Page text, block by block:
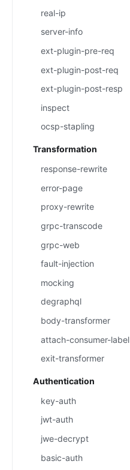
real-ip
server-info
ext-plugin-pre-req
ext-plugin-post-req
ext-plugin-post-resp
inspect
ocsp-stapling
Transformation
response-rewrite
error-page
proxy-rewrite
grpc-transcode
grpc-web
fault-injection
mocking
degraphql
body-transformer
attach-consumer-label
exit-transformer
Authentication
key-auth
jwt-auth
jwe-decrypt
basic-auth